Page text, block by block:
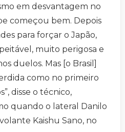
em desvantagem no
começou bem. Depois
para forçar o Japão,
muito perigosa e
duelos. Mas [o Brasil]
como no primeiro
disse o técnico,
quando o lateral Danilo
Kaishu Sano, no